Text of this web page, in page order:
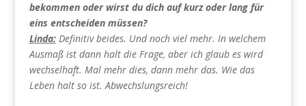
bekommen oder wirst du dich auf kurz oder lang für
eins entscheiden müssen?
Linda:Definitiv beides. Und noch viel mehr. In welchem
Ausmaß ist dann halt die Frage, aber ich glaub es wird
wechselhaft. Mal mehr dies, dann mehr das. Wie das
Leben halt so ist. Abwechslungsreich!